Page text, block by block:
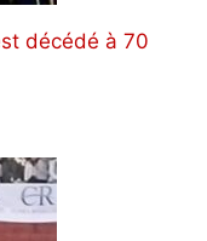
décédé à 70